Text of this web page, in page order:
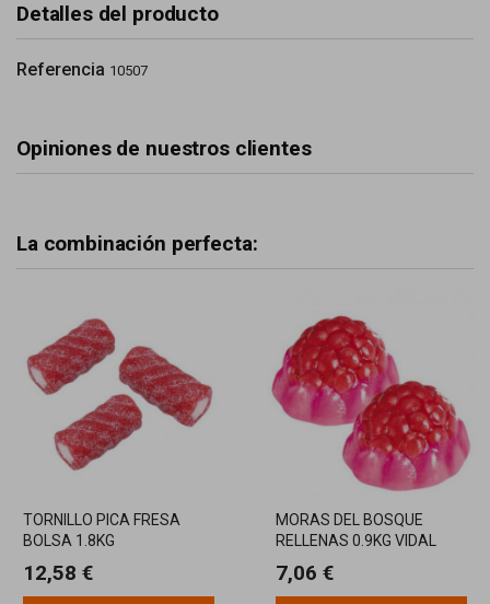
Detalles del producto
Referencia 10507
Opiniones de nuestros clientes
La combinación perfecta:
TORNILLO PICA FRESA
BOLSA 1.8KG
12,58 €
MORAS DEL BOSQUE
RELLENAS 0.9KG VIDAL
7,06 €